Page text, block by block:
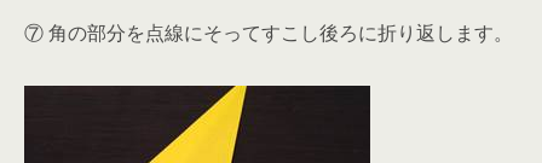
⑦ 角の部分を点線にそってすこし後ろに折り返します。